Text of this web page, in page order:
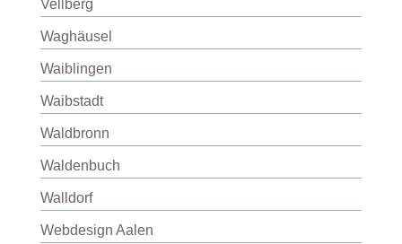
Vellberg
Waghäusel
Waiblingen
Waibstadt
Waldbronn
Waldenbuch
Walldorf
Webdesign Aalen